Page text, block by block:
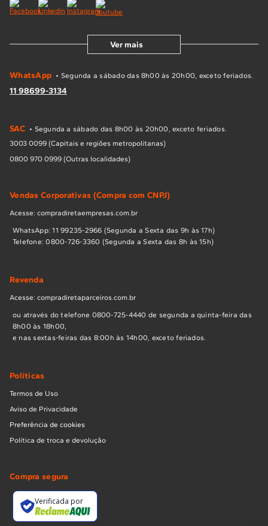
Ver mais
WhatsApp • Segunda a sábado das 8h00 às 20h00, exceto feriados.
11 98699-3134
SAC • Segunda a sábado das 8h00 às 20h00, exceto feriados.
3003 0099 (Capitais e regiões metropolitanas)
0800 970 0999 (Outras localidades)
Vendas Corporativas (Compra com CNPJ)
Acesse: compradiretaempresas.com.br
WhatsApp: 11 99235-2966 (Segunda a Sexta das 9h às 17h)
Telefone: 0800-726-3360 (Segunda a Sexta das 8h às 15h)
Revenda
Acesse: compradiretaparceiros.com.br
ou através do telefone 0800-725-4440 de segunda a quinta-feira das
8h00 às 18h00,
e nas sextas-feiras das 8:00h às 14h00, exceto feriados.
Políticas
Termos de Uso
Aviso de Privacidade
Preferência de cookies
Política de troca e devolução
Compra segura
Verificada por